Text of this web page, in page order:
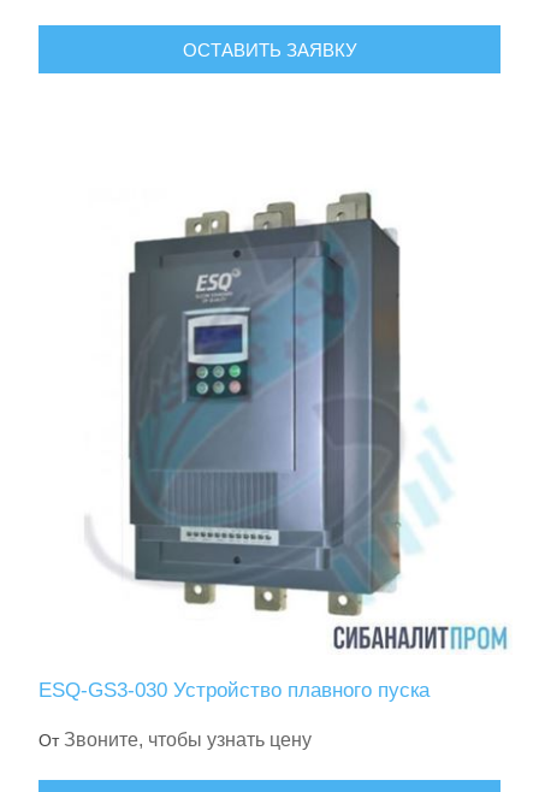
ОСТАВИТЬ ЗАЯВКУ
ESQ-GS3-030 Устройство плавного пуска
От Звоните, чтобы узнать цену